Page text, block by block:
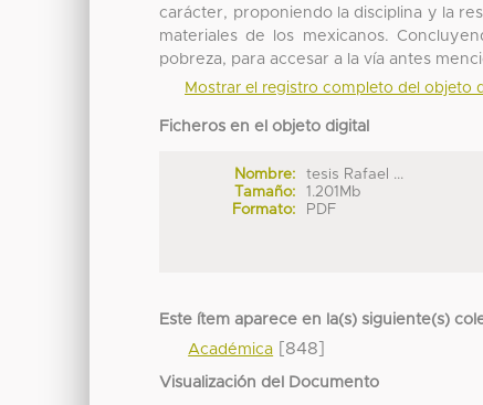
carácter, proponiendo la disciplina y la
materiales de los mexicanos.
pobreza, para accesar a la vía antes
Mostrar el registro completo del objeto
Ficheros en el objeto digital
Nombre:
tesis Rafael ...
Tamaño:
1.201Mb
Formato:
PDF
Este ítem aparece en la(s) siguiente(s)
Académica [848]
Visualización del Documento